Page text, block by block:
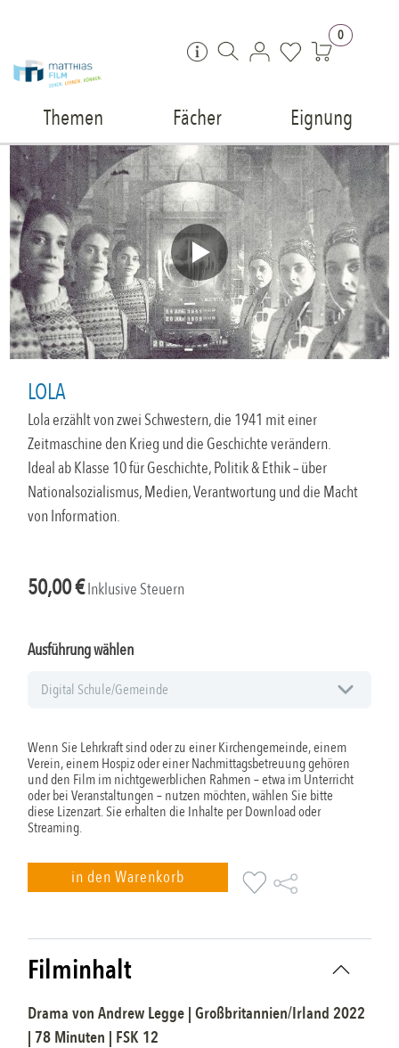
0
Themen Fächer Eignung
LOLA
Lola erzählt von zwei Schwestern, die 1941 mit einer
Zeitmaschine den Krieg und die Geschichte verändern.
Ideal ab Klasse 10 für Geschichte, Politik & Ethik – über
Nationalsozialismus, Medien, Verantwortung und die Macht
von Information.
50,00€Inklusive Steuern
Ausführung wählen
Wenn Sie Lehrkraft sind oder zu einer Kirchengemeinde, einem
Verein, einem Hospiz oder einer Nachmittagsbetreuung gehören
und den Film im nichtgewerblichen Rahmen – etwa im Unterricht
oder bei Veranstaltungen – nutzen möchten, wählen Sie bitte
diese Lizenzart. Sie erhalten die Inhalte per Download oder
Streaming.
in den Warenkorb
Filminhalt
Drama vonAndrew Legge |Großbritannien/Irland 2022
| 78 Minuten | FSK 12